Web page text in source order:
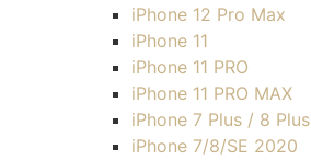
iPhone 12 Pro Max
iPhone 11
iPhone 11 PRO
iPhone 11 PRO MAX
iPhone 7 Plus / 8 Plus
iPhone 7/8/SE 2020